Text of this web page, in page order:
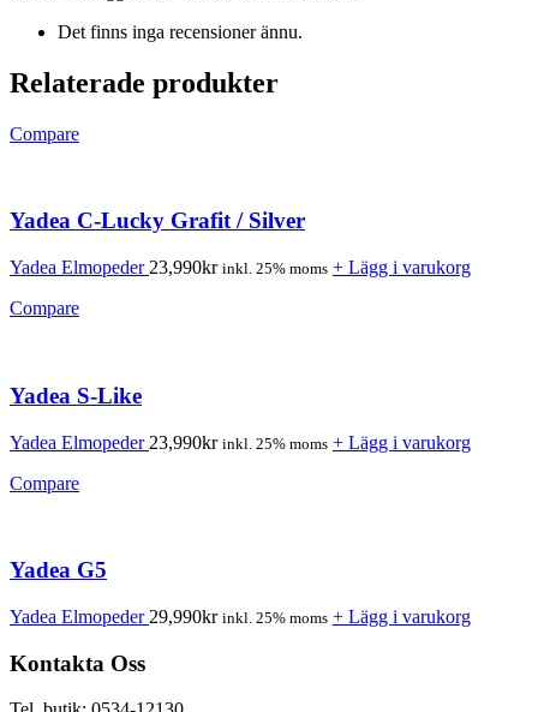
Det finns inga recensioner ännu.
Relaterade produkter
Compare
Yadea C-Lucky Grafit / Silver
Yadea Elmopeder 23,990kr inkl. 25% moms + Lägg i varukorg
Compare
Yadea S-Like
Yadea Elmopeder 23,990kr inkl. 25% moms + Lägg i varukorg
Compare
Yadea G5
Yadea Elmopeder 29,990kr inkl. 25% moms + Lägg i varukorg
Kontakta Oss